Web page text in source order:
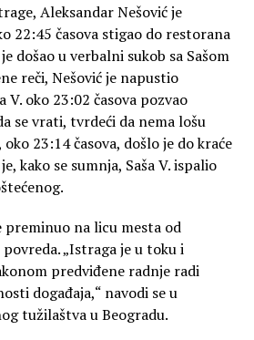
Aleksandar Nešović je
22:45 časova stigao do restorana
došao u verbalni sukob sa Sašom
reči, Nešović je napustio
V. oko 23:02 časova pozvao
se vrati, tvrdeći da nema lošu
23:14 časova, došlo je do kraće
kako se sumnja, Saša V. ispalio
preminuo na licu mesta od
„Istraga je u toku i
predviđene radnje radi
događaja,“ navodi se u
tužilaštva u Beogradu.